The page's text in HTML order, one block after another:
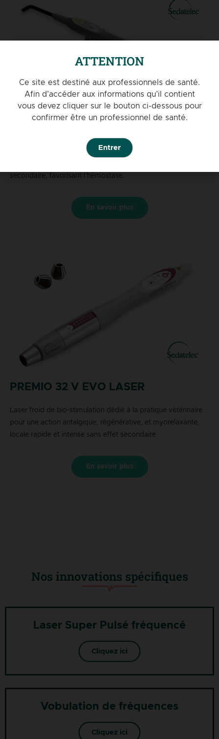
Laser froid de bio-stimulation. Il délivre une action antalgique,
secondaire, favorisant l’hémostase.
En savoir plus
PREMIO 32 V EVO LASER
Laser froid de bio-stimulation dédié à la pratique vétérinaire
pour une action antalgique, régénérative, et myorelaxante,
locale rapide et intense sans effet secondaire.
En savoir plus
Nos innovations spécifiques​
Laser Super Pulsé fréquencé
Cliquez ici
Vobulation de fréquences
Cliquez ici
ATTENTION
Ce site est destiné aux professionnels de santé.
Afin d’accéder aux informations qu’il contient
vous devez cliquer sur le bouton ci-dessous pour
confirmer être un professionnel de santé.
Entrer